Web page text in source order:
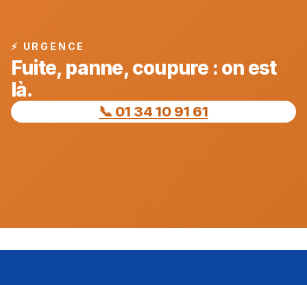
⚡ URGENCE
Fuite, panne, coupure : on est
là.
📞 01 34 10 91 61